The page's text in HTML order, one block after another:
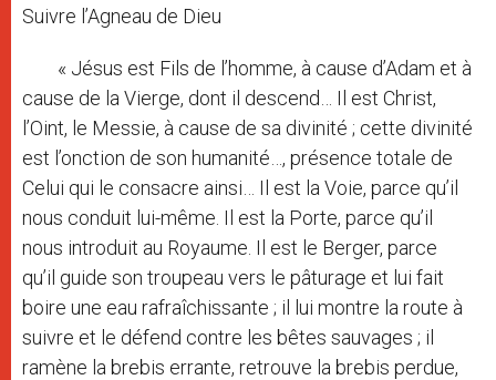
Suivre l’Agneau de Dieu
« Jésus est Fils de l’homme, à cause d’Adam et à
cause de la Vierge, dont il descend… Il est Christ,
l’Oint, le Messie, à cause de sa divinité ; cette divinité
est l’onction de son humanité…, présence totale de
Celui qui le consacre ainsi… Il est la Voie, parce qu’il
nous conduit lui-même. Il est la Porte, parce qu’il
nous introduit au Royaume. Il est le Berger, parce
qu’il guide son troupeau vers le pâturage et lui fait
boire une eau rafraîchissante ; il lui montre la route à
suivre et le défend contre les bêtes sauvages ; il
ramène la brebis errante, retrouve la brebis perdue,